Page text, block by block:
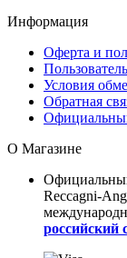
Информация
Оферта и
Условия
Обратная
О Магазине
Reccagni-
российский